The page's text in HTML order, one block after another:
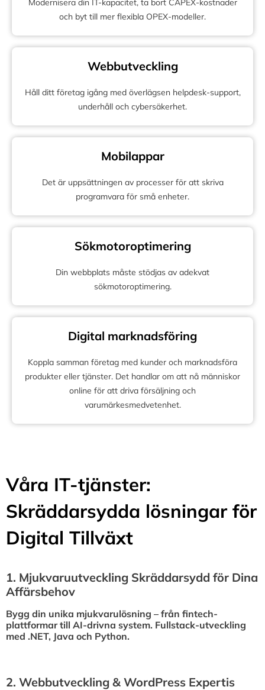
och byt till mer flexibla OPEX-modeller.
Webbutveckling
Håll ditt företag igång med överlägsen helpdesk-support,
underhåll och cybersäkerhet.
Mobilappar
Det är uppsättningen av processer för att skriva
programvara för små enheter.
Sökmotoroptimering
Din webbplats måste stödjas av adekvat
sökmotoroptimering.
Digital marknadsföring
Koppla samman företag med kunder och marknadsföra
produkter eller tjänster. Det handlar om att nå människor
online för att driva försäljning och
varumärkesmedvetenhet.
Våra IT-tjänster:
Skräddarsydda lösningar för
Digital Tillväxt
1.⁠ ⁠Mjukvaruutveckling Skräddarsydd för Dina
Affärsbehov
Bygg din unika mjukvarulösning – från fintech-
plattformar till AI-drivna system. Fullstack-utveckling
med .NET, Java och Python.
2.⁠ ⁠Webbutveckling & WordPress Expertis